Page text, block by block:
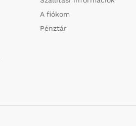
A fiókom
Pénztár